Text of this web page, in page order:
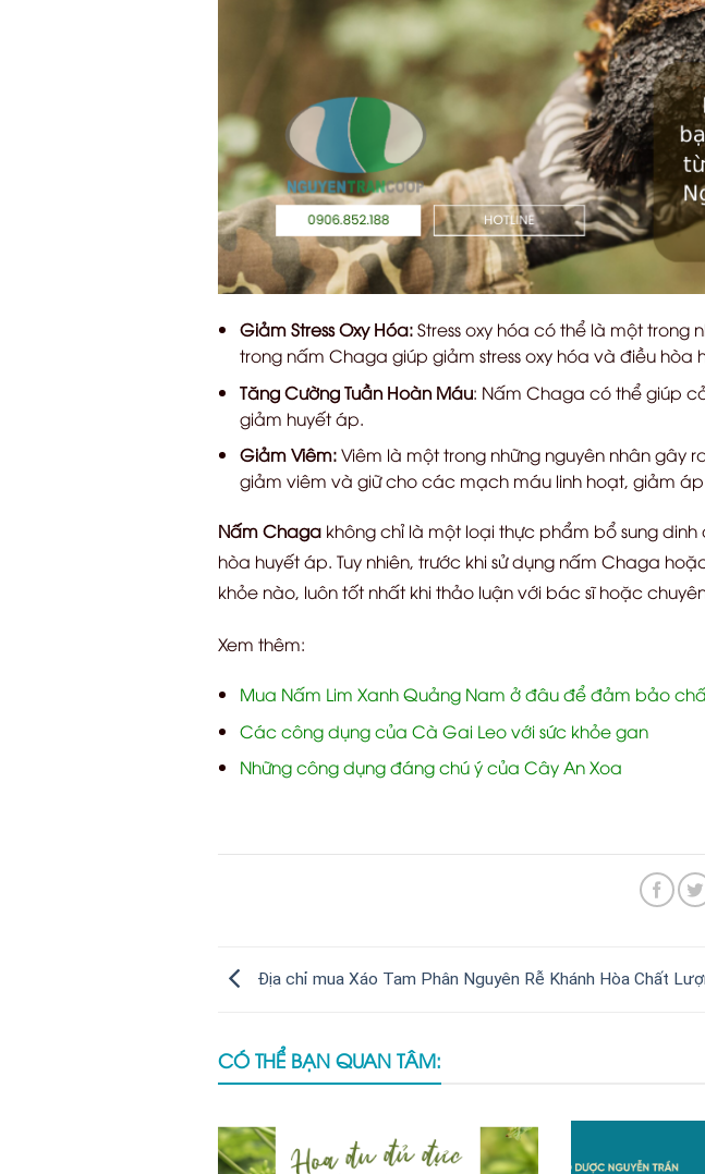
Giảm Stress Oxy Hóa:Stress oxy hóa có thể là một trong
trong nấm Chaga giúp giảm stress oxy hóa và điều hòa
Tăng Cường Tuần Hoàn Máu: Nấm Chaga có thể giúp
giảm huyết áp.
Giảm Viêm:Viêm là một trong những nguyên nhân gây
giảm viêm và giữ cho các mạch máu linh hoạt, giảm áp
Nấm Chagakhông chỉ là một loại thực phẩm bổ sung
hòa huyết áp. Tuy nhiên, trước khi sử dụng nấm Chaga
khỏe nào, luôn tốt nhất khi thảo luận với bác sĩ hoặc
Xem thêm:
Mua Nấm Lim Xanh Quảng Nam ở đâu để đảm bảo
Các công dụng của Cà Gai Leo với sức khỏe gan
Những công dụng đáng chú ý của Cây An Xoa
Địa chỉ mua Xáo Tam Phân Nguyên Rễ Khánh Hòa Chất
CÓ THỂ BẠN QUAN TÂM: